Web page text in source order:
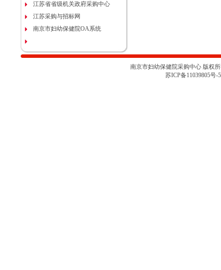
运营服务项目调研公告
关于南京市妇幼保健院病理科送第
比选项目的通知
论会
江苏省省级机关政府采购中心
江苏采购与招标网
南京市妇幼保健院OA系统
南京市妇幼保健院采购中心 版权
苏ICP备11039805号-5